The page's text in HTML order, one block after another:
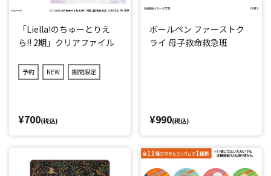
「Liella!のちゅーとりえ
ら!! 2期」クリアファイル
予約 NEW 期間限定
¥700(税込)
ボールペン ファーストク
ライ 母子救命救急班
¥990(税込)